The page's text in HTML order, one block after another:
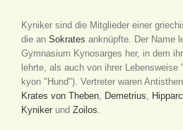
Kyniker sind die Mitglieder einer
die an Sokrates anknüpfte. Der Name
Gymnasium Kynosarges her, in dem
lehrte, als auch von ihrer Lebensweise
kyon "Hund"). Vertreter waren
Krates von Theben
Demetrius
Kyniker und Zoilos